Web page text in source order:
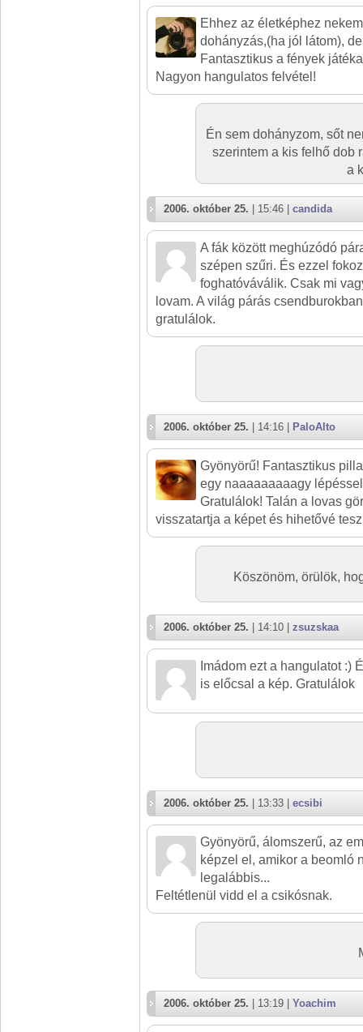
Ehhez az életképhez
dohányzás,(ha jól látom),
Fantasztikus a fények
Nagyon hangulatos felvétel!
Én sem dohányzom, sőt
szerintem a kis felhő dob
a
2006. október 25. | 15:46 | candida
A fák között meghúzódó
szépen szűri. És ezzel
foghatóváválik. Csak mi
lovam. A világ párás
gratulálok.
2006. október 25. | 14:16 | PaloAlto
Gyönyörű! Fantasztikus
egy naaaaaaaaagy
Gratulálok! Talán a lovas
visszatartja a képet és hihetővé
Köszönöm, örülök,
2006. október 25. | 14:10 | zsuzskaa
Imádom ezt a hangulatot :)
is előcsal a kép. Gratulálok
2006. október 25. | 13:33 | ecsibi
Gyönyörű, álomszerű, az
képzel el, amikor a beomló
legalábbis...
Feltétlenül vidd el a csikósnak.
2006. október 25. | 13:19 | Yoachim